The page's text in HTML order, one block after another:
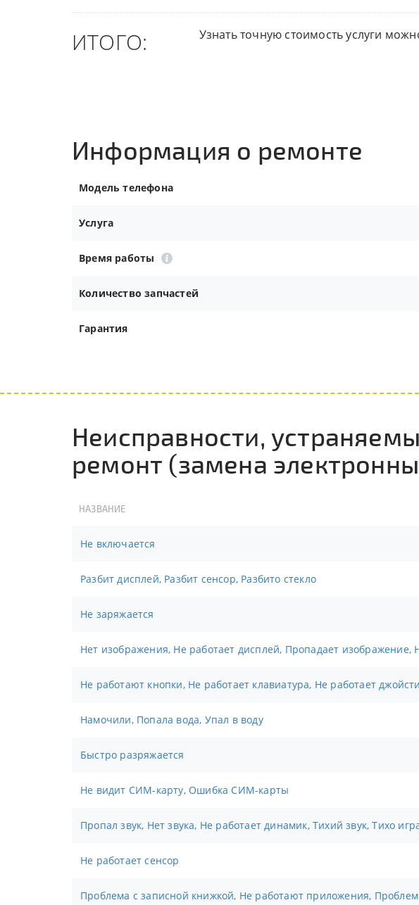
ИТОГО:
Узнать точную стоимость услуги
Информация о ремонте
Модель телефона
Услуга
Время работы
Количество запчастей
Гарантия
Неисправности,
ремонт (замена
НАЗВАНИЕ
Не включается
Разбит дисплей, Разбит сенсор, Разбито стекло
Не заряжается
Нет изображения, Не работает дисплей, Пропадает
Не работают кнопки, Не работает клавиатура, Не работает
Намочили, Попала вода, Упал в воду
Быстро разряжается
Не видит СИМ-карту, Ошибка СИМ-карты
Пропал звук, Нет звука, Не работает динамик, Тихий звук, Тихо
Не работает сенсор
Проблема с записной книжкой, Не работают приложения,